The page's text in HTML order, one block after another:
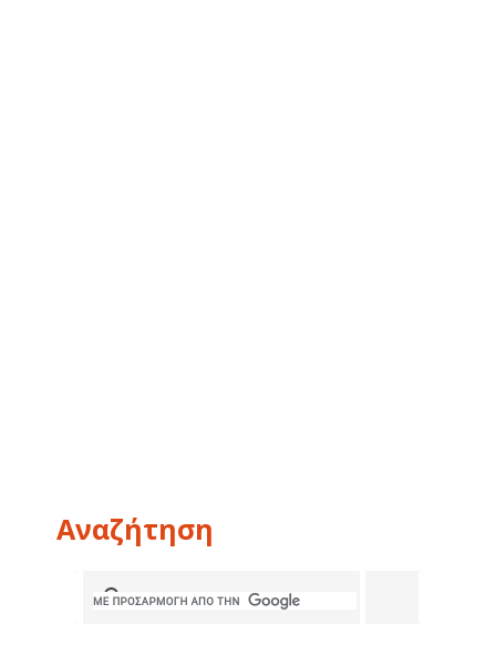
Αναζήτηση